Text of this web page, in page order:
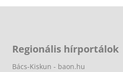
Regionális hírportálok
Bács-Kiskun - baon.hu